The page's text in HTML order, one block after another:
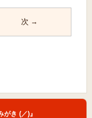
次 →
がき (／)』